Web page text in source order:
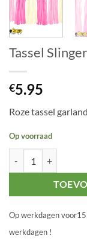
Tassel
€5.95
Roze tassel garland
Op voorraad
Op werkdagen
werkdagen !